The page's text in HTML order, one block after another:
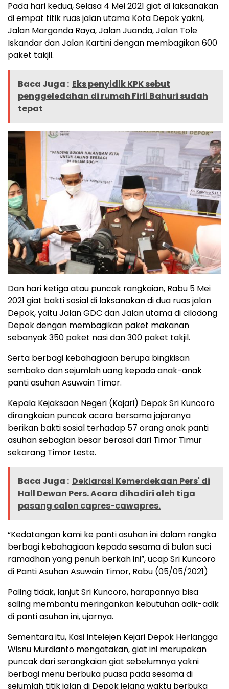
Pada hari kedua, Selasa 4 Mei 2021 giat di laksanakan
di empat titik ruas jalan utama Kota Depok yakni,
Jalan Margonda Raya, Jalan Juanda, Jalan Tole
Iskandar dan Jalan Kartini dengan membagikan 600
paket takjil.
Baca Juga : Eks penyidik KPK sebut
penggeledahan di rumah Firli Bahuri sudah
tepat
Dan hari ketiga atau puncak rangkaian, Rabu 5 Mei
2021 giat bakti sosial di laksanakan di dua ruas jalan
Depok, yaitu Jalan GDC dan Jalan utama di cilodong
Depok dengan membagikan paket makanan
sebanyak 350 paket nasi dan 300 paket takjil.
Serta berbagi kebahagiaan berupa bingkisan
sembako dan sejumlah uang kepada anak-anak
panti asuhan Asuwain Timor.
Kepala Kejaksaan Negeri (Kajari) Depok Sri Kuncoro
dirangkaian puncak acara bersama jajaranya
berikan bakti sosial terhadap 57 orang anak panti
asuhan sebagian besar berasal dari Timor Timur
sekarang Timor Leste.
Baca Juga : Deklarasi Kemerdekaan Pers' di
Hall Dewan Pers. Acara dihadiri oleh tiga
pasang calon capres-cawapres.
“Kedatangan kami ke panti asuhan ini dalam rangka
berbagi kebahagiaan kepada sesama di bulan suci
ramadhan yang penuh berkah ini”, ucap Sri Kuncoro
di Panti Asuhan Asuwain Timor, Rabu (05/05/2021)
Paling tidak, lanjut Sri Kuncoro, harapannya bisa
saling membantu meringankan kebutuhan adik-adik
di panti asuhan ini, ujarnya.
Sementara itu, Kasi Intelejen Kejari Depok Herlangga
Wisnu Murdianto mengatakan, giat ini merupakan
puncak dari serangkaian giat sebelumnya yakni
berbagi menu berbuka puasa pada sesama di
sejumlah titik jalan di Depok jelang waktu berbuka